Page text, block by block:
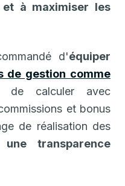
à maximiser les
d'équiper
de gestion comme
de calculer avec
et bonus
de réalisation des
une transparence